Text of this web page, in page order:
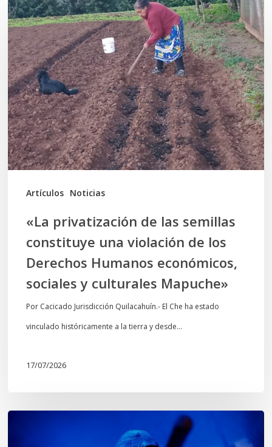
Artículos Noticias
«La
privatización
de
las
semillas
constituye
una
violación
de
Humanos
económicos,
sociales
culturales
Mapuche»
«La privatización de las semillas
constituye una violación de los
Derechos Humanos económicos,
sociales y culturales Mapuche»
Por Cacicado Jurisdicción Quilacahuín.- El Che ha estado
vinculado históricamente a la tierra y desde…
17/07/2026